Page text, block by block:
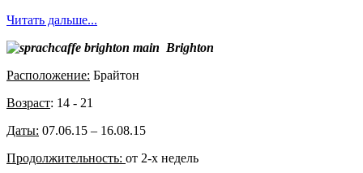
Читать дальше...
Brighton
Расположение: Брайтон
Возраст: 14 - 21
Даты: 07.06.15 – 16.08.15
Продолжительность: от 2-х недель